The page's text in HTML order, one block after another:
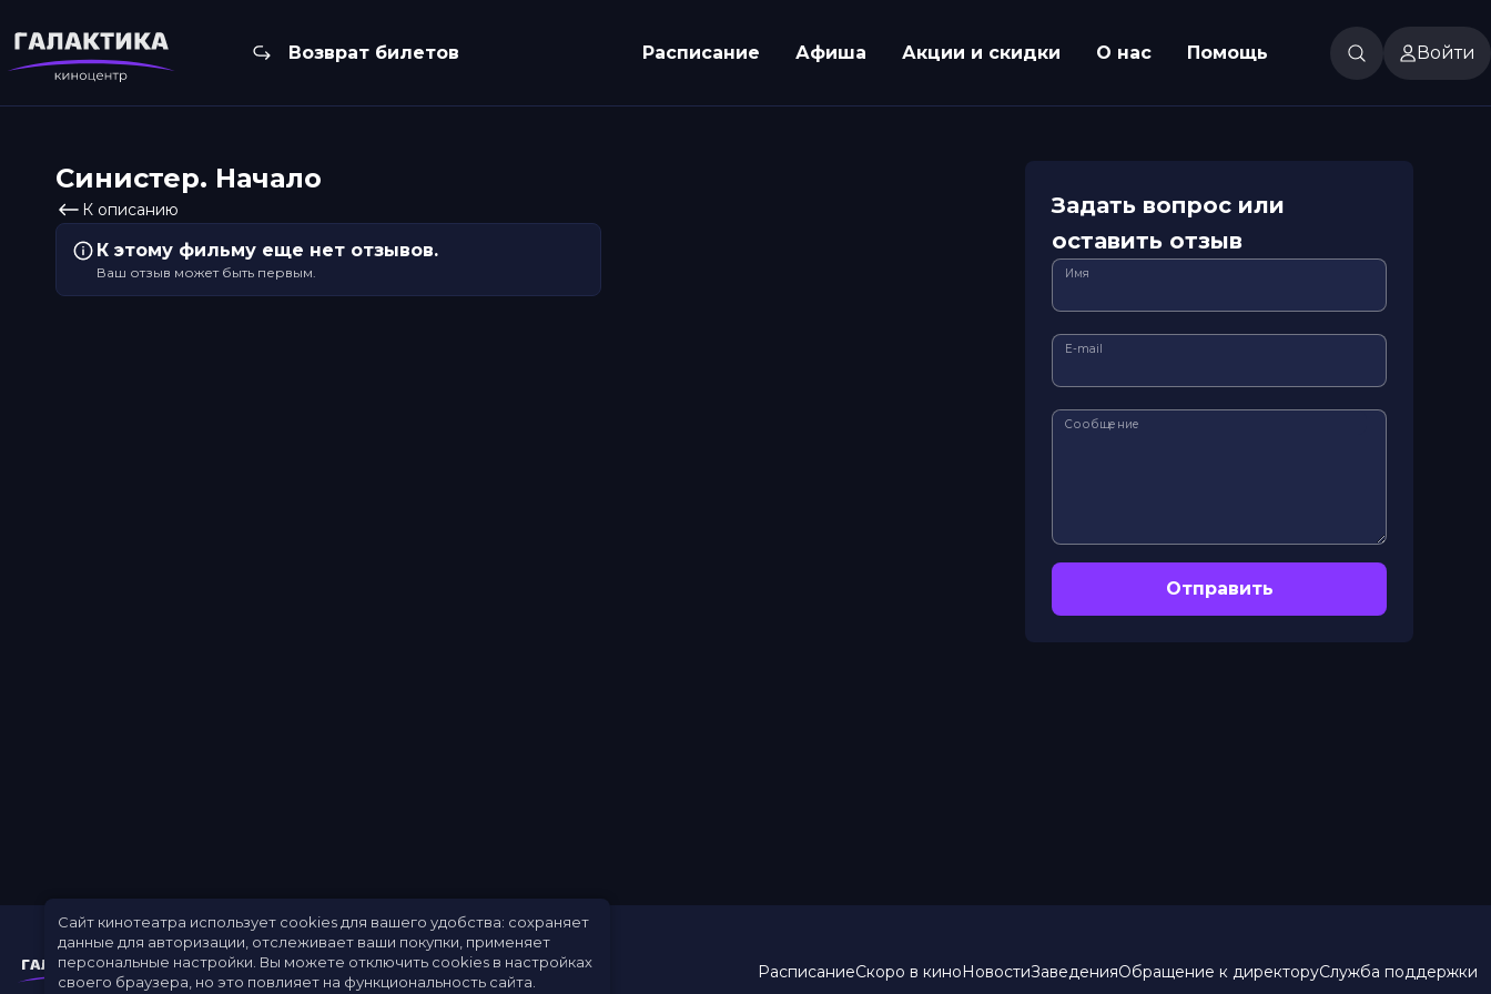
Возврат билетов Расписание Афиша Акции и скидки О нас Помощь Войти
Синистер. Начало
К описанию
К этому фильму еще нет отзывов.
Ваш отзыв может быть первым.
Задать вопрос или
оставить отзыв
Имя
E-mail
Сообщение
Отправить
РасписаниеСкоро в киноНовостиЗаведенияОбращение к директоруСлужба поддержки
Сайт кинотеатра использует cookies для вашего удобства: сохраняет
данные для авторизации, отслеживает ваши покупки, применяет
персональные настройки. Вы можете отключить cookies в настройках
своего браузера, но это повлияет на функциональность сайта.